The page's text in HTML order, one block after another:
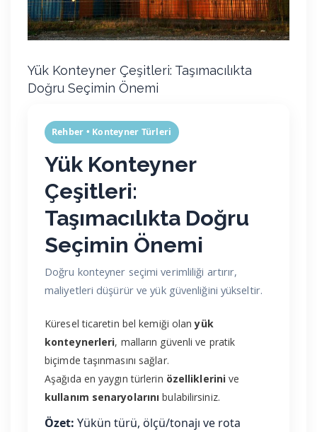
Yük Konteyner Çeşitleri: Taşımacılıkta
Doğru Seçimin Önemi
Rehber • Konteyner Türleri
Yük Konteyner
Çeşitleri:
Taşımacılıkta Doğru
Seçimin Önemi
Doğru konteyner seçimi verimliliği artırır,
maliyetleri düşürür ve yük güvenliğini yükseltir.
Küresel ticaretin bel kemiği olanyük
konteynerleri, malların güvenli ve pratik
biçimde taşınmasını sağlar.
Aşağıda en yaygın türlerin özelliklerini ve
kullanım senaryolarını bulabilirsiniz.
Özet: Yükün türü, ölçü/tonajı ve rota